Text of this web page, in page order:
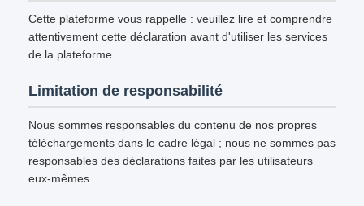
Cette plateforme vous rappelle : veuillez lire et comprendre
attentivement cette déclaration avant d'utiliser les services
de la plateforme.
Limitation de responsabilité
Nous sommes responsables du contenu de nos propres
téléchargements dans le cadre légal ; nous ne sommes pas
responsables des déclarations faites par les utilisateurs
eux-mêmes.